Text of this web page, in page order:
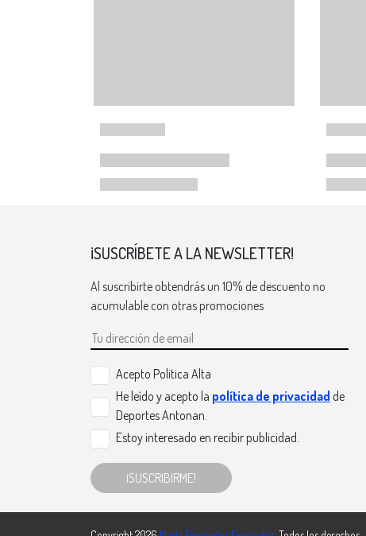
¡SUSCRÍBETE A LA NEWSLETTER!
Al suscribirte obtendrás un 10% de descuento no
acumulable con otras promociones
Acepto Politica Alta
He leído y acepto la política de privacidad de
Deportes Antonan.
Estoy interesado en recibir publicidad.
¡SUSCRIBIRME!